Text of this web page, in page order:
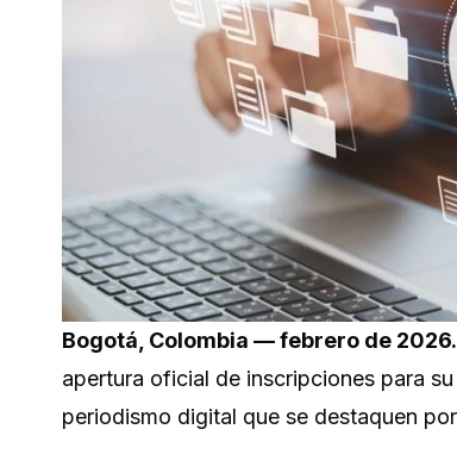
Bogotá, Colombia — febrero de 2026.
apertura oficial de inscripciones para
periodismo digital que se destaquen